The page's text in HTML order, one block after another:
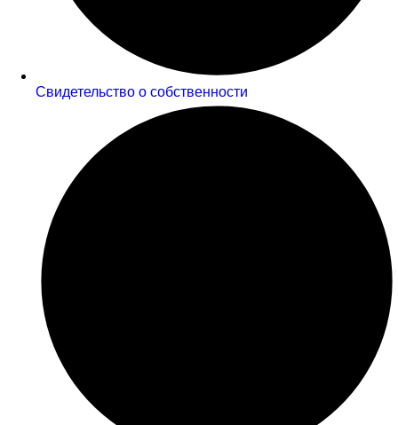
Cвидетельство о собственности